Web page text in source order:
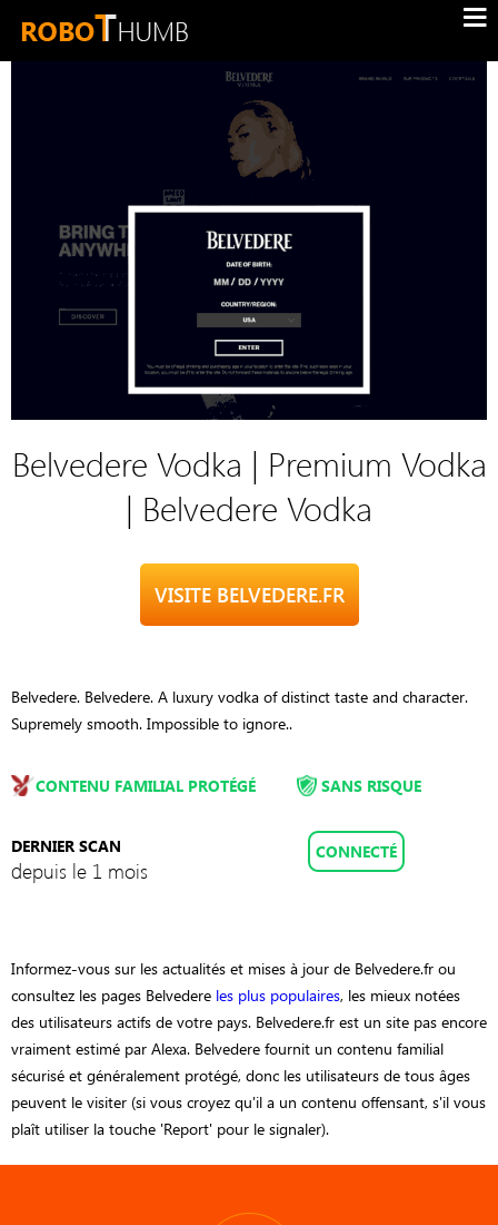
Belvedere Vodka | Premium Vodka
| Belvedere Vodka
VISITE BELVEDERE.FR
Belvedere. Belvedere. A luxury vodka of distinct taste and character.
Supremely smooth. Impossible to ignore..
CONTENU FAMILIAL PROTÉGÉ
DERNIER SCAN
depuis le 1 mois
SANS RISQUE
CONNECTÉ
Informez-vous sur les actualités et mises à jour de Belvedere.fr ou
consultez les pages Belvedere les plus populaires, les mieux notées
des utilisateurs actifs de votre pays. Belvedere.fr est un site pas encore
vraiment estimé par Alexa. Belvedere fournit un contenu familial
sécurisé et généralement protégé, donc les utilisateurs de tous âges
peuvent le visiter (si vous croyez qu'il a un contenu offensant, s'il vous
plaît utiliser la touche 'Report' pour le signaler).